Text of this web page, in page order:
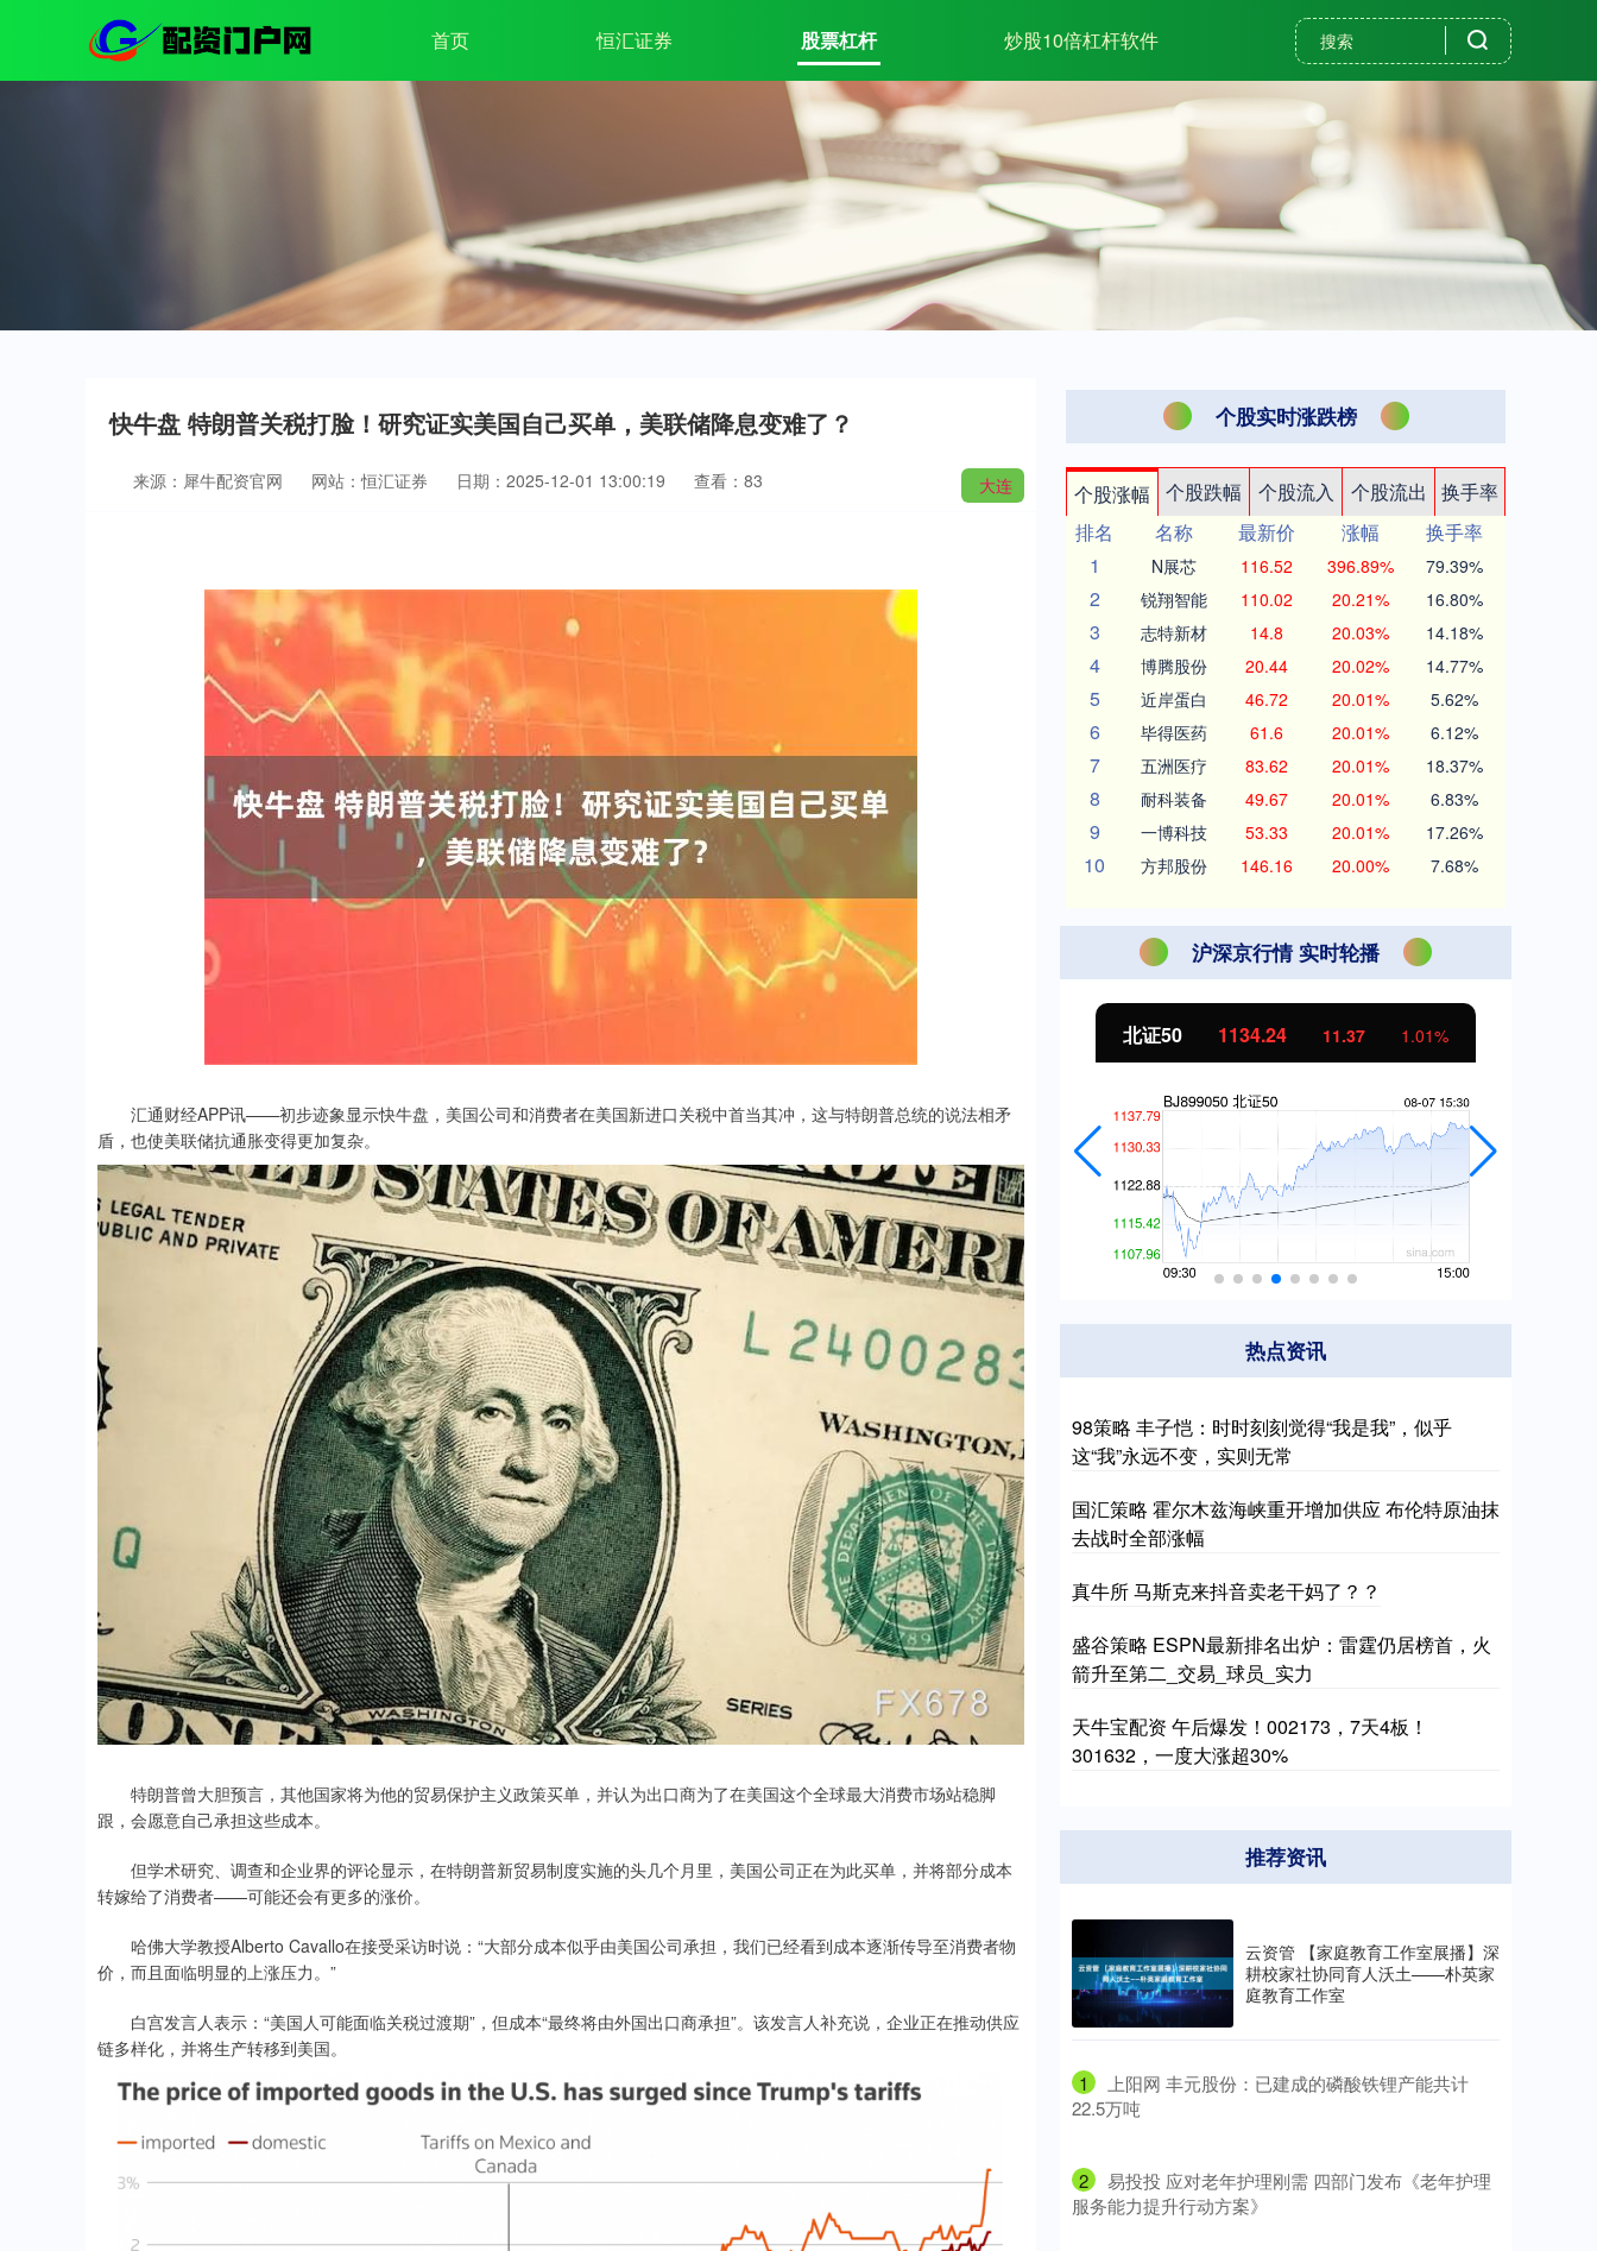
首页 恒汇证券 股票杠杆 炒股10倍杠杆软件
快牛盘 特朗普关税打脸！研究证实美国自己买单，美联储降息变难了？
大连
来源：犀牛配资官网 网站：恒汇证券 日期：2025-12-01 13:00:19 查看：83
汇通财经APP讯——初步迹象显示快牛盘，美国公司和消费者在美国新进口关税中首当其冲，这与特朗普总统的说法相矛
盾，也使美联储抗通胀变得更加复杂。
特朗普曾大胆预言，其他国家将为他的贸易保护主义政策买单，并认为出口商为了在美国这个全球最大消费市场站稳脚
跟，会愿意自己承担这些成本。
但学术研究、调查和企业界的评论显示，在特朗普新贸易制度实施的头几个月里，美国公司正在为此买单，并将部分成本
转嫁给了消费者——可能还会有更多的涨价。
哈佛大学教授Alberto Cavallo在接受采访时说：“大部分成本似乎由美国公司承担，我们已经看到成本逐渐传导至消费者物
价，而且面临明显的上涨压力。”
白宫发言人表示：“美国人可能面临关税过渡期”，但成本“最终将由外国出口商承担”。该发言人补充说，企业正在推动供应
链多样化，并将生产转移到美国。
个股实时涨跌榜
个股涨幅 个股跌幅 个股流入 个股流出
换手率
排名
名称 最新价 涨幅
换手率
1
N展芯 116.52 396.89% 79.39%
2 锐翔智能 110.02 20.21% 16.80%
3 志特新材 14.8 20.03% 14.18%
4 博腾股份 20.44 20.02% 14.77%
5 近岸蛋白 46.72 20.01% 5.62%
6 毕得医药 61.6 20.01% 6.12%
7 五洲医疗 83.62 20.01% 18.37%
8 耐科装备 49.67 20.01% 6.83%
9 一博科技 53.33 20.01% 17.26%
10 方邦股份 146.16 20.00% 7.68%
沪深京行情 实时轮播
北证50 1134.24 11.37 1.01%
热点资讯
98策略 丰子恺：时时刻刻觉得“我是我”，似乎
这“我”永远不变，实则无常
国汇策略 霍尔木兹海峡重开增加供应 布伦特原油抹
去战时全部涨幅
真牛所 马斯克来抖音卖老干妈了？？
盛谷策略 ESPN最新排名出炉：雷霆仍居榜首，火
箭升至第二_交易_球员_实力
天牛宝配资 午后爆发！002173，7天4板！
301632，一度大涨超30%
推荐资讯
云资管 【家庭教育工作室展播】深
耕校家社协同育人沃土——朴英家
庭教育工作室
1
​上阳网 丰元股份：已建成的磷酸铁锂产能共计
22.5万吨
2
​易投投 应对老年护理刚需 四部门发布《老年护理
服务能力提升行动方案》